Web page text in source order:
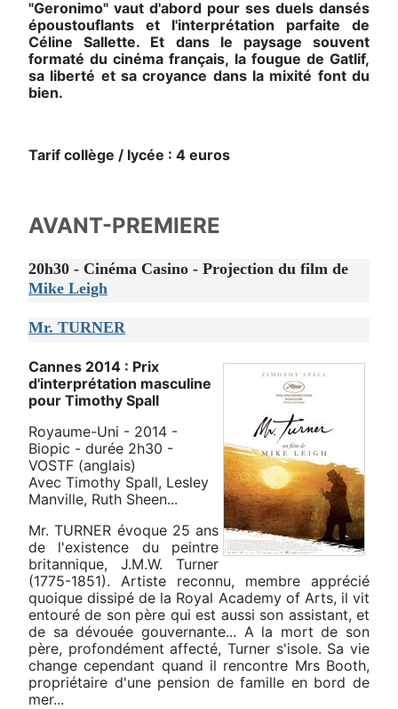
"Geronimo" vaut d'abord pour ses duels dansés
époustouflants et l'interprétation parfaite de
Céline Sallette. Et dans le paysage souvent
formaté du cinéma français, la fougue de Gatlif,
sa liberté et sa croyance dans la mixité font du
bien.
Tarif collège / lycée : 4 euros
AVANT-PREMIERE
20h30 - Cinéma Casino - Projection du film de
Mike Leigh
Mr. TURNER
Cannes 2014 : Prix
d'interprétation masculine
pour Timothy Spall
Royaume-Uni - 2014 -
Biopic - durée 2h30 -
VOSTF (anglais)
Avec Timothy Spall, Lesley
Manville, Ruth Sheen...
Mr. TURNER évoque 25 ans
de l'existence du peintre
britannique, J.M.W. Turner
(1775-1851). Artiste reconnu, membre apprécié
quoique dissipé de la Royal Academy of Arts, il vit
entouré de son père qui est aussi son assistant, et
de sa dévouée gouvernante... A la mort de son
père, profondément affecté, Turner s'isole. Sa vie
change cependant quand il rencontre Mrs Booth,
propriétaire d'une pension de famille en bord de
mer...